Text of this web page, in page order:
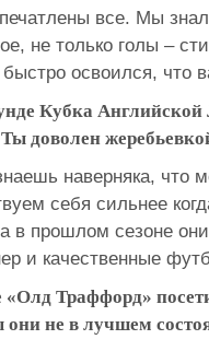
все. Мы
не только голы –
освоился, что
Кубка
доволен
наверняка, что
себя сильнее
в прошлом сезоне
и качественные
Траффорд»
они не в лучшем